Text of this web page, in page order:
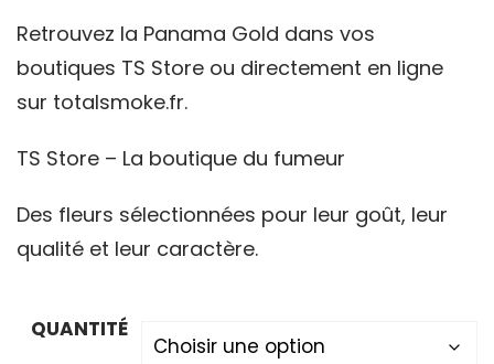
7.00€
à
Retrouvez la Panama Gold dans vos
boutiques TS Store ou directement en ligne
sur totalsmoke.fr.
TS Store – La boutique du fumeur
Des fleurs sélectionnées pour leur goût, leur
qualité et leur caractère.
QUANTITÉ